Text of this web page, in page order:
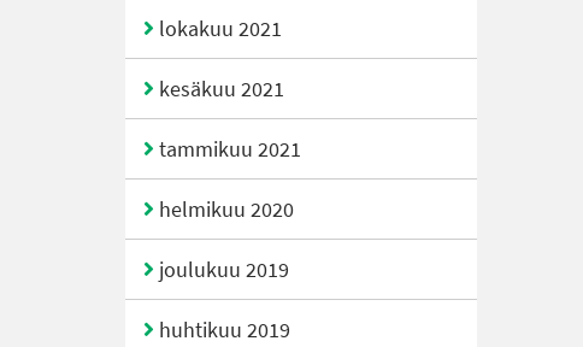
lokakuu 2021
kesäkuu 2021
tammikuu 2021
helmikuu 2020
joulukuu 2019
huhtikuu 2019